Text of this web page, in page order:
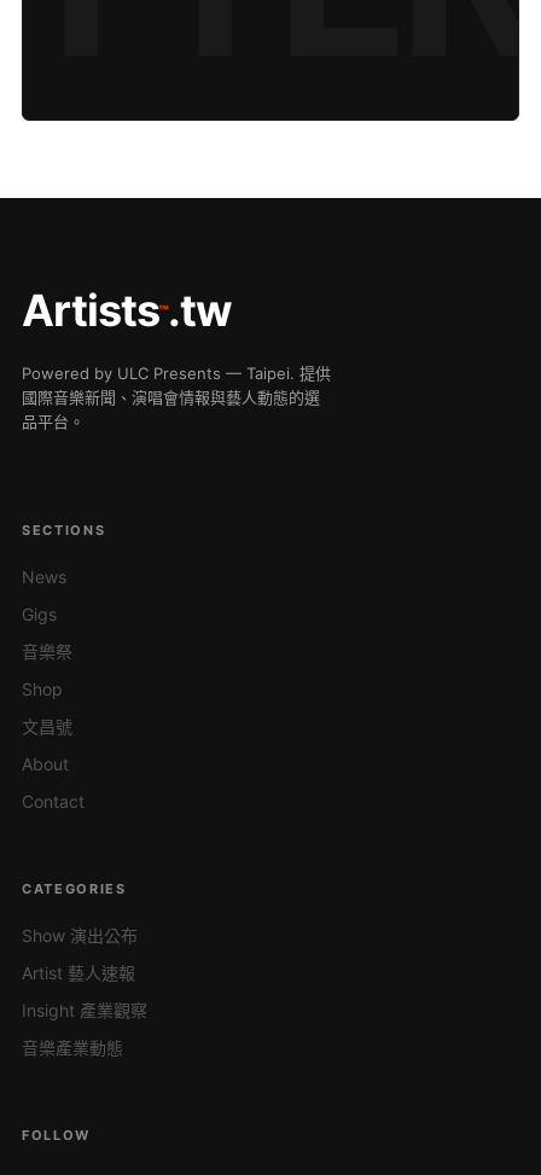
Artists™.tw
Powered by ULC Presents — Taipei. 提供
國際音樂新聞、演唱會情報與藝人動態的選
品平台。
SECTIONS
News
Gigs
音樂祭
Shop
文昌號
About
Contact
CATEGORIES
Show 演出公布
Artist 藝人速報
Insight 產業觀察
音樂產業動態
FOLLOW